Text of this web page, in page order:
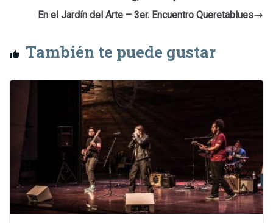
En el Jardín del Arte – 3er. Encuentro Queretablues
También te puede gustar